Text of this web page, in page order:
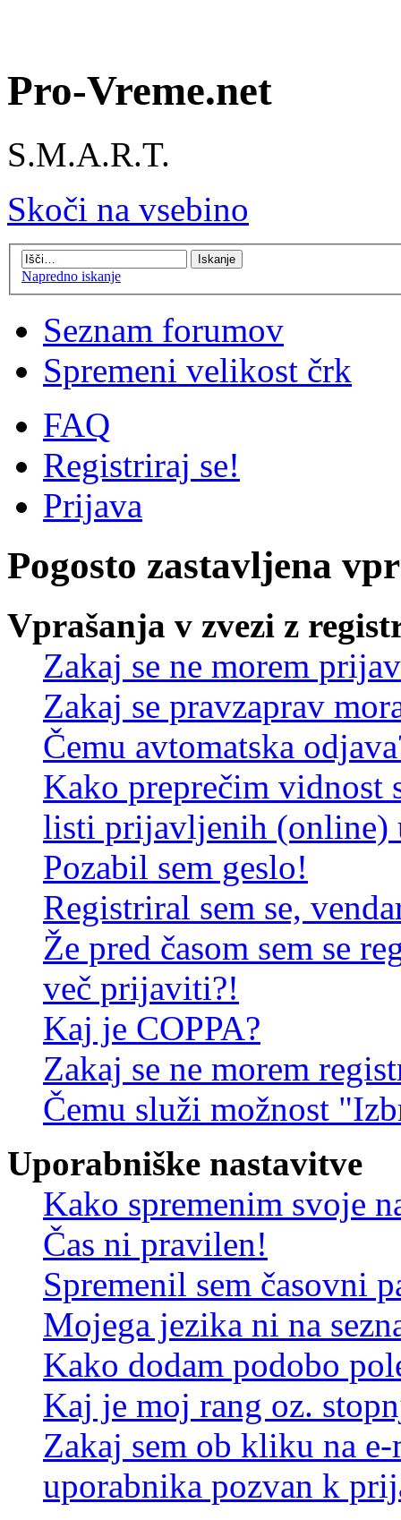
Pro-Vreme.net
S.M.A.R.T.
Skoči na vsebino
Napredno iskanje
Seznam forumov
Spremeni velikost črk
FAQ
Registriraj se!
Prijava
Pogosto zastavljena
Vprašanja v zvezi z
Zakaj se ne morem
Zakaj se pravzaprav
Čemu avtomatska
Kako preprečim vidnost
listi prijavljenih (online)
Pozabil sem geslo!
Registriral sem se,
Že pred časom sem se
več prijaviti?!
Kaj je COPPA?
Zakaj se ne morem
Čemu služi možnost
Uporabniške nastavitve
Kako spremenim svoje
Čas ni pravilen!
Spremenil sem časovni
Mojega jezika ni na
Kako dodam podobo
Kaj je moj rang oz.
Zakaj sem ob kliku na
uporabnika pozvan k